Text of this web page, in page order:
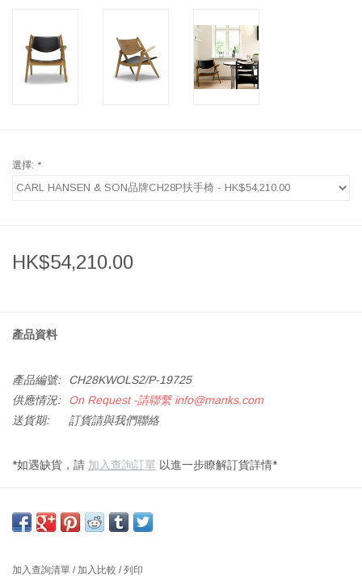
Gift cards
STORIES 故事
選擇: *
HK$54,210.00
產品資料
產品編號:
CH28KWOLS2/P-19725
供應情況:
On Request -請聯繫info@manks.com
送貨期:
訂貨請與我們聯絡
*如遇缺貨，請 加入查詢訂單 以進一步瞭解訂貨詳情*
尺寸: 闊73 x 深67 x 高77 厘米, 坐位高度:37 厘米
由Hans J. Wegner設計的CH28P躺椅是卓越工藝和舒適的精髓。
加入查詢清單 / 加入比較 /列印